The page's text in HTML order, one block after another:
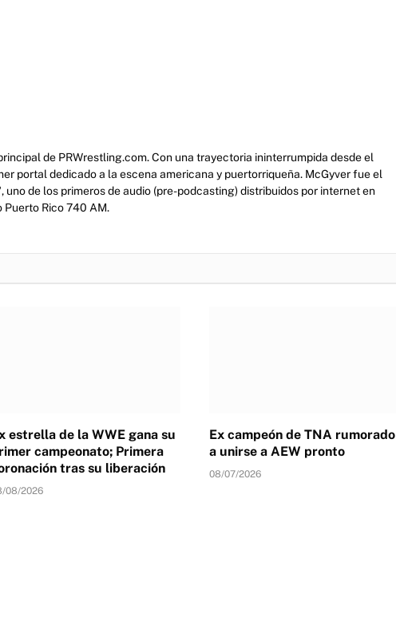
de PRWrestling.com. Con una trayectoria ininterrumpida desde el
portal dedicado a la escena americana y puertorriqueña. McGyver fue el
de los primeros de audio (pre-podcasting) distribuidos por internet en
Puerto Rico 740 AM.
estrella de la WWE gana su
campeonato; Primera
tras su liberación
08/2026
Ex campeón de TNA rumorado
a unirse a AEW pronto
08/07/2026